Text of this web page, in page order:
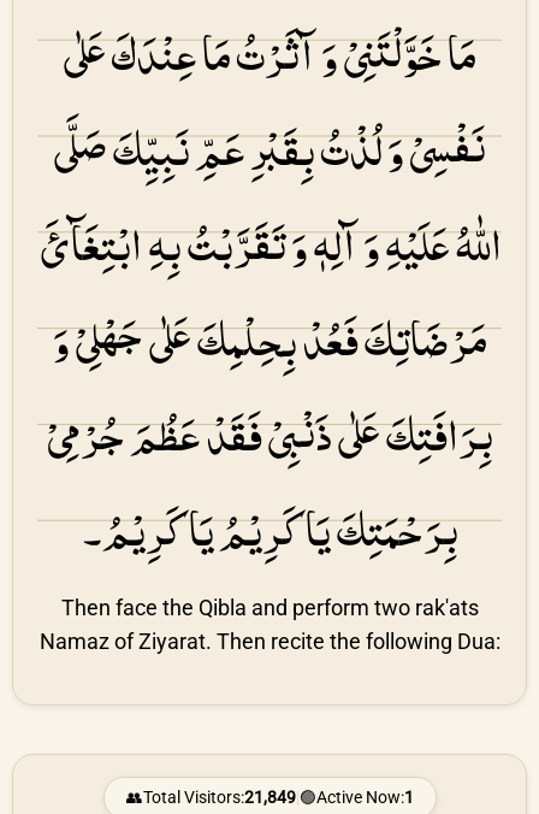
مَا خَوَّلْتَنِیْ وَ آثَرْتُ مَا عِنْدَكَ عَلٰی
نَفْسِیْ وَ لُذْتُ بِقَبْرِ عَمِّ نَبِیِّكَ صَلَّی
اللّٰهُ عَلَیْهِ وَ آلِهٖ وَ تَقَرَّبْتُ بِهِ ابْتِغَآئَ
مَرْضَاتِكَ فَعُدْ بِحِلْمِكَ عَلٰی جَهْلِیْ وَ
بِرَافَتِكَ عَلٰی ذَنْبِیْ فَقَدْ عَظُمَ جُرْمِیْ
بِرَحْمَتِكَ یَا كَرِیْمُ یَا كَرِیْمُ۔
Then face the Qibla and perform two rak'ats
Namaz of Ziyarat. Then recite the following Dua:
👥Total Visitors:21,849|🟢Active Now:1